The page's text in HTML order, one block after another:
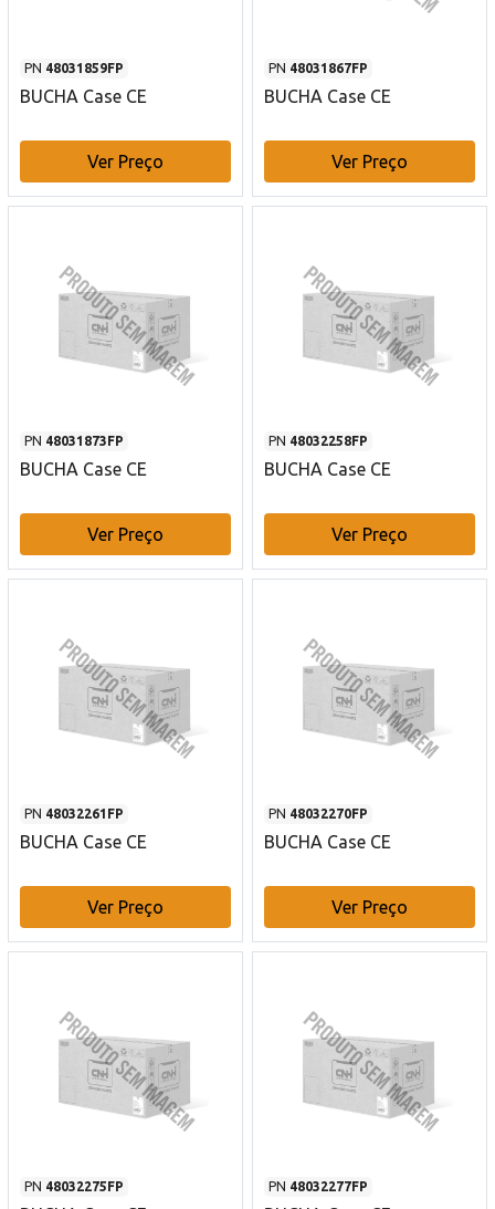
PN 48031859FP
BUCHA Case CE
Ver Preço
PN 48031867FP
BUCHA Case CE
Ver Preço
PN 48031873FP
BUCHA Case CE
Ver Preço
PN 48032258FP
BUCHA Case CE
Ver Preço
PN 48032261FP
BUCHA Case CE
Ver Preço
PN 48032270FP
BUCHA Case CE
Ver Preço
PN 48032275FP PN 48032277FP